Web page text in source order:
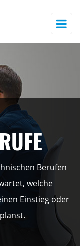
Berufen
welche
Einstieg oder